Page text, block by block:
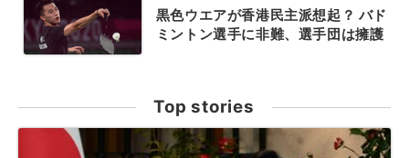
黒色ウエアが香港民主派想起？ バド
ミントン選手に非難、選手団は擁護
Top stories